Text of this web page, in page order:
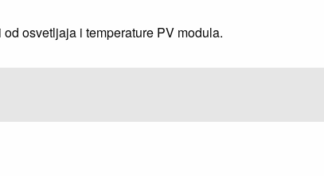
osvetljaja i temperature PV modula.